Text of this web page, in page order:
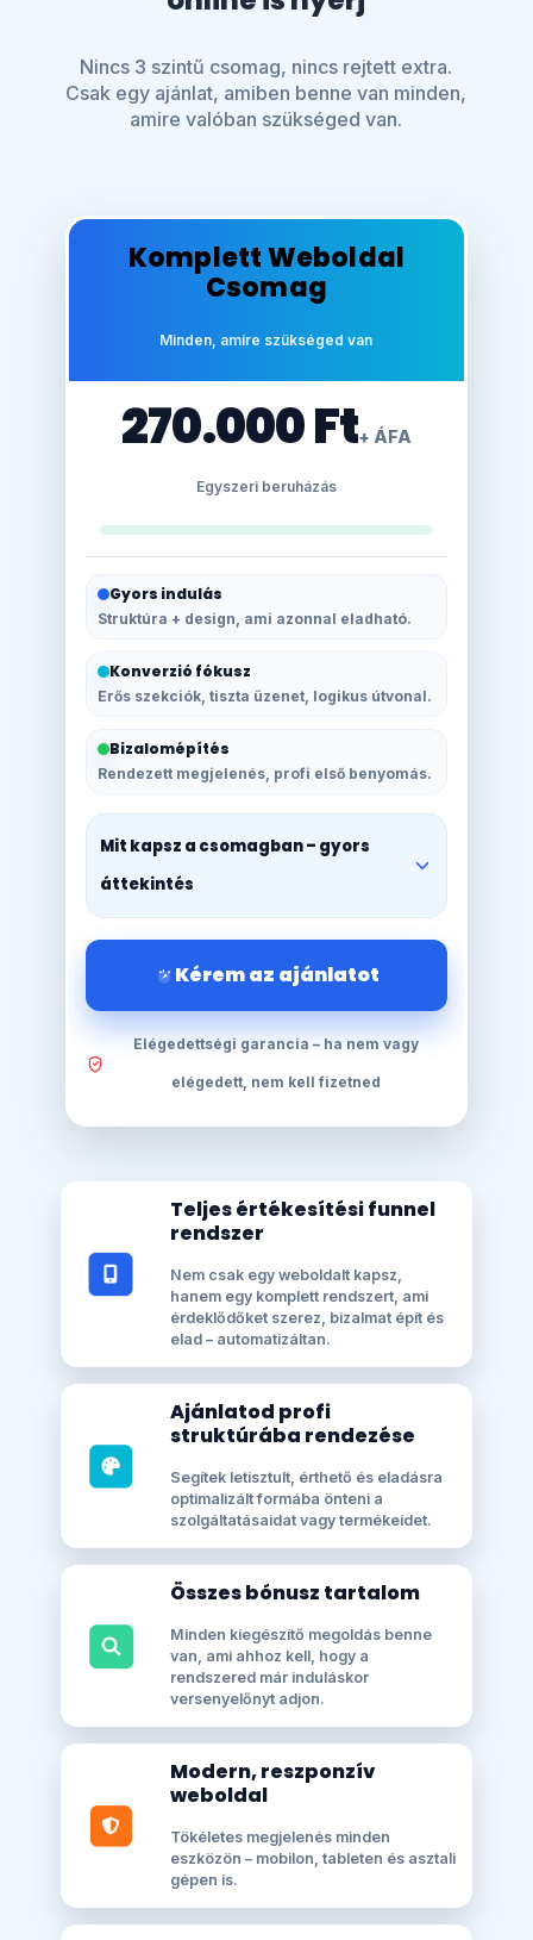
Nincs 3 szintű csomag, nincs rejtett extra.
Csak egy ajánlat, amiben benne van minden,
amire valóban szükséged van.
Komplett Weboldal
Csomag
Minden, amire szükséged van
270.000 Ft+ ÁFA
Egyszeri beruházás
Gyors indulás
Struktúra + design, ami azonnal eladható.
Konverzió fókusz
Erős szekciók, tiszta üzenet, logikus útvonal.
Bizalomépítés
Rendezett megjelenés, profi első benyomás.
Mit kapsz a csomagban – gyors
áttekintés
Kérem az ajánlatot
Elégedettségi garancia – ha nem vagy
elégedett, nem kell fizetned
Teljes értékesítési funnel
rendszer
Nem csak egy weboldalt kapsz,
hanem egy komplett rendszert, ami
érdeklődőket szerez, bizalmat épít és
elad – automatizáltan.
Ajánlatod profi
struktúrába rendezése
Segítek letisztult, érthető és eladásra
optimalizált formába önteni a
szolgáltatásaidat vagy termékeidet.
Összes bónusz tartalom
Minden kiegészítő megoldás benne
van, ami ahhoz kell, hogy a
rendszered már induláskor
versenyelőnyt adjon.
Modern, reszponzív
weboldal
Tökéletes megjelenés minden
eszközön – mobilon, tableten és asztali
gépen is.